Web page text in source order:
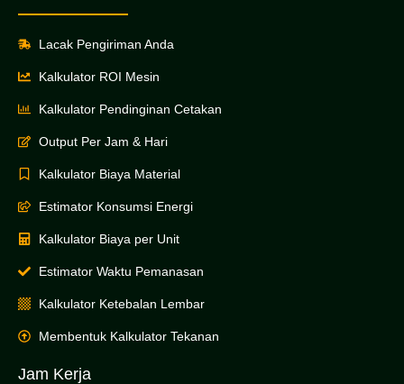
Lacak Pengiriman Anda
Kalkulator ROI Mesin
Kalkulator Pendinginan Cetakan
Output Per Jam & Hari
Kalkulator Biaya Material
Estimator Konsumsi Energi
Kalkulator Biaya per Unit
Estimator Waktu Pemanasan
Kalkulator Ketebalan Lembar
Membentuk Kalkulator Tekanan
Jam Kerja